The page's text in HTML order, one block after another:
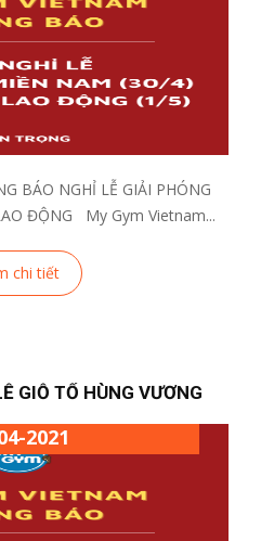
BÁO NGHỈ LỄ GIẢI PHÓNG
ĐỘNG My Gym Vietnam...
chi tiết
GIỖ TỔ HÙNG VƯƠNG
2021